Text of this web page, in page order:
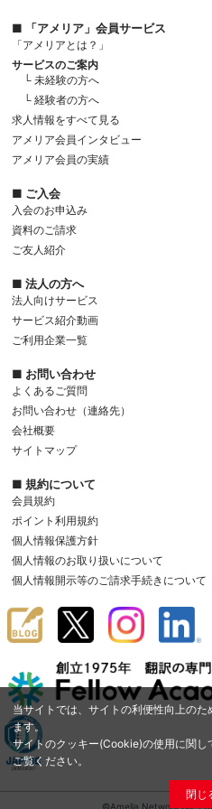
当サイトでは、サイトの利便性向上の
ます。
サイトのクッキー(Cookie)の使用に関し
ご覧ください。
閉じ
■ 「アメリア」会員サービス
「アメリアとは？」
サービスのご案内
└ 未経験の方へ
└ 経験者の方へ
求人情報をすべて見る
アメリア会員インタビュー
アメリア会員の実績
■ ご入会
入会のお申込み
資料のご請求
ご友人紹介
■ 法人の方へ
法人向けサービス
サービス紹介動画
ご利用企業一覧
■ お問い合わせ
よくあるご質問
お問い合わせ（連絡先）
会社概要
サイトマップ
■ 規約について
会員規約
ポイント利用規約
個人情報保護方針
個人情報のお取り扱いについて
個人情報開示等のご請求手続きについて
©Amelia Network